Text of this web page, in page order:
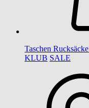
Taschen Rucksäcke
KLUB SALE